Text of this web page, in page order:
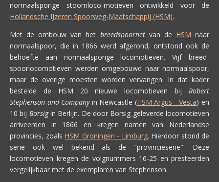
normaalsporige stoomloco-motieven ontwikkeld voor de
Hollandsche IJzeren Spoorweg-Maatschappij (HSM).
Met de ombouw van het breedspoornetvan de HSM naar
normaalspoor, die in 1866 werd afgerond, ontstond ook de
behoefte aan normaalsporige locomotieven. Vijf breed-
spoorlocomotieven werden omgebouwd naar normaalspoor,
maar de overige moesten worden vervangen. In dat kader
bestelde de HSM 20 nieuwe locomotieven bij Robert
Stephenson and Companyin Newcastle (HSM Argus - Vesta) en
10 bij Borsigin Berlijn. De door Borsig geleverde locomotieven
arriveerden in 1866 en kregen namen van Nederlandse
provincies, zoals HSM Groningen - Limburg. Hierdoor stond de
serie ook wel bekend als de "provincieserie". Deze
locomotieven kregen de volgnummers 16-25 en presteerden
vergelijkbaar met de exemplaren van Stephenson.